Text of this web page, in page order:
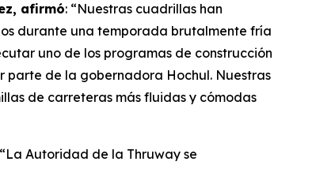
afirmó: “Nuestras cuadrillas han
durante una temporada brutalmente fría
uno de los programas de construcción
parte de la gobernadora Hochul. Nuestras
de carreteras más fluidas y cómodas
Autoridad de la Thruway se